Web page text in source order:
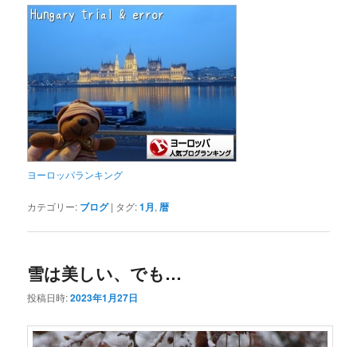
ヨーロッパランキング
カテゴリー: ブログ | タグ:1月, 暦
雪は美しい、でも…
投稿日時:2023年1月27日